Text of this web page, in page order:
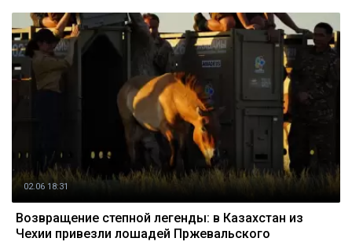
02.06 18:31
Возвращение степной легенды: в Казахстан из
Чехии привезли лошадей Пржевальского